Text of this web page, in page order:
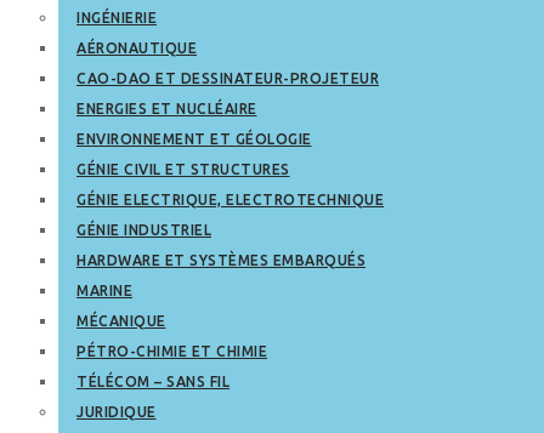
INGÉNIERIE
AÉRONAUTIQUE
CAO-DAO ET DESSINATEUR-PROJETEUR
ENERGIES ET NUCLÉAIRE
ENVIRONNEMENT ET GÉOLOGIE
GÉNIE CIVIL ET STRUCTURES
GÉNIE ELECTRIQUE, ELECTROTECHNIQUE
GÉNIE INDUSTRIEL
HARDWARE ET SYSTÈMES EMBARQUÉS
MARINE
MÉCANIQUE
PÉTRO-CHIMIE ET CHIMIE
TÉLÉCOM – SANS FIL
JURIDIQUE